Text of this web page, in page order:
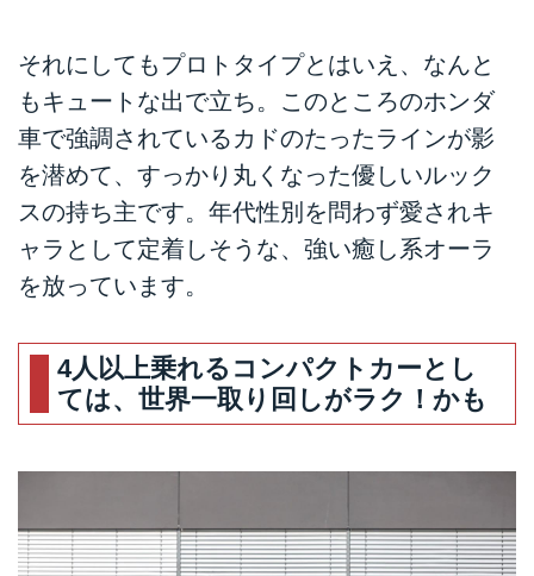
それにしてもプロトタイプとはいえ、なんと
もキュートな出で立ち。このところのホンダ
車で強調されているカドのたったラインが影
を潜めて、すっかり丸くなった優しいルック
スの持ち主です。年代性別を問わず愛されキ
ャラとして定着しそうな、強い癒し系オーラ
を放っています。
4人以上乗れるコンパクトカーとし
ては、世界一取り回しがラク！かも